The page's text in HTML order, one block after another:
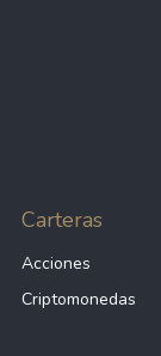
Carteras
Acciones
Criptomonedas